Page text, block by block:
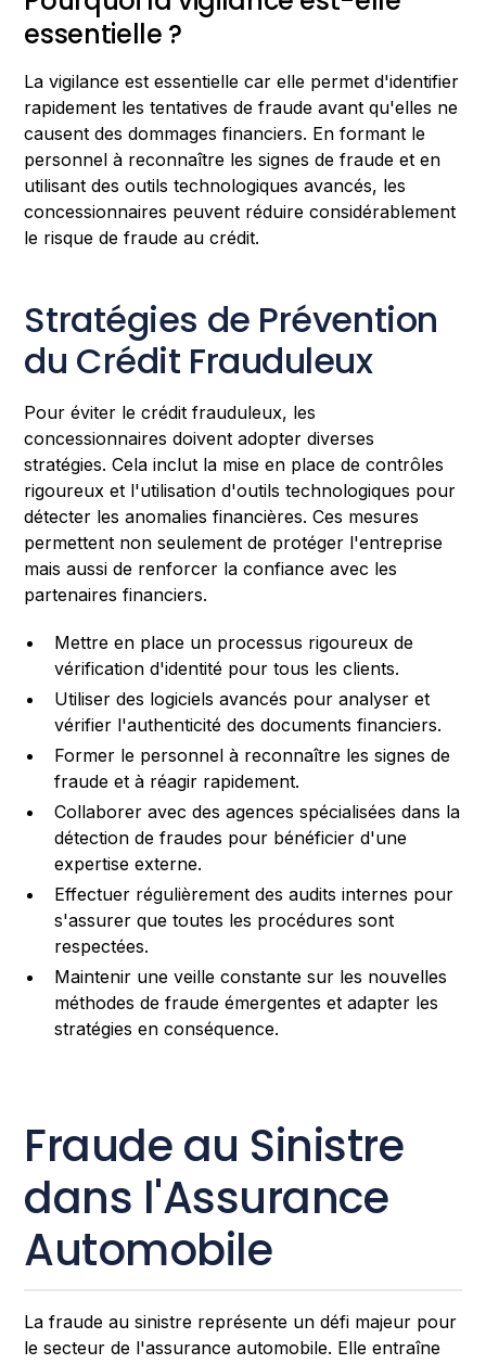
essentielle ?
La vigilance est essentielle car elle permet d'identifier
rapidement les tentatives de fraude avant qu'elles ne
causent des dommages financiers. En formant le
personnel à reconnaître les signes de fraude et en
utilisant des outils technologiques avancés, les
concessionnaires peuvent réduire considérablement
le risque de fraude au crédit.
Stratégies de Prévention
du Crédit Frauduleux
Pour éviter le crédit frauduleux, les
concessionnaires doivent adopter diverses
stratégies. Cela inclut la mise en place de contrôles
rigoureux et l'utilisation d'outils technologiques pour
détecter les anomalies financières. Ces mesures
permettent non seulement de protéger l'entreprise
mais aussi de renforcer la confiance avec les
partenaires financiers.
Mettre en place un processus rigoureux de
vérification d'identité pour tous les clients.
Utiliser des logiciels avancés pour analyser et
vérifier l'authenticité des documents financiers.
Former le personnel à reconnaître les signes de
fraude et à réagir rapidement.
Collaborer avec des agences spécialisées dans la
détection de fraudes pour bénéficier d'une
expertise externe.
Effectuer régulièrement des audits internes pour
s'assurer que toutes les procédures sont
respectées.
Maintenir une veille constante sur les nouvelles
méthodes de fraude émergentes et adapter les
stratégies en conséquence.
Fraude au Sinistre
dans l'Assurance
Automobile
La fraude au sinistre représente un défi majeur pour
le secteur de l'assurance automobile. Elle entraîne